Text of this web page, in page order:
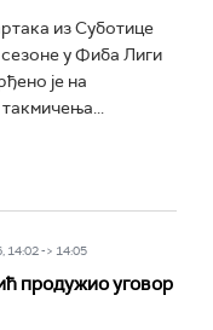
из Суботице
у Фиба Лиги
је на
такмичења...
-> 14:05
продужио уговор